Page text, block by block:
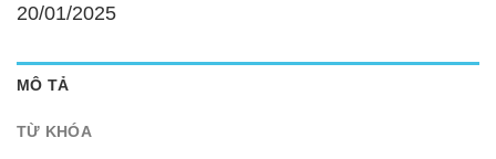
20/01/2025
MÔ TẢ
TỪ KHÓA